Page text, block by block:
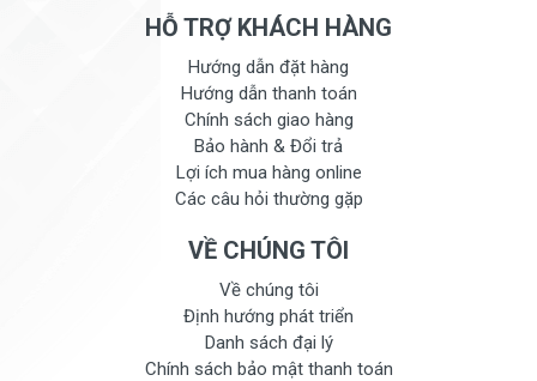
HỖ TRỢ KHÁCH HÀNG
Hướng dẫn đặt hàng
Hướng dẫn thanh toán
Chính sách giao hàng
Bảo hành & Đổi trả
Lợi ích mua hàng online
Các câu hỏi thường gặp
VỀ CHÚNG TÔI
Về chúng tôi
Định hướng phát triển
Danh sách đại lý
Chính sách bảo mật thanh toán